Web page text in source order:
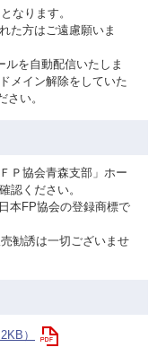
なります。
た方はご遠慮願いま
を自動配信いたしま
メイン解除をしていた
い。
Ｐ協会青森支部」ホー
認ください。
本FP協会の登録商標で
勧誘は一切ございませ
）